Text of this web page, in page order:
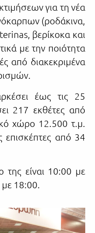
για τη νέα
(ροδάκινα,
βερίκοκα και
με την ποιότητα
από διακεκριμένα
έως τις 25
217 εκθέτες από
χώρο 12.500 τ.μ.
επισκέπτες από 34
της είναι 10:00 με
με 18:00.